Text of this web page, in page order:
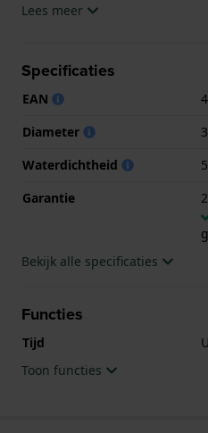
horloge geleverd met 2 jaar
Lees meer
Specificaties
EAN
Diameter
Waterdichtheid
Garantie
Bekijk alle specificaties
Functies
Tijd
Toon functies